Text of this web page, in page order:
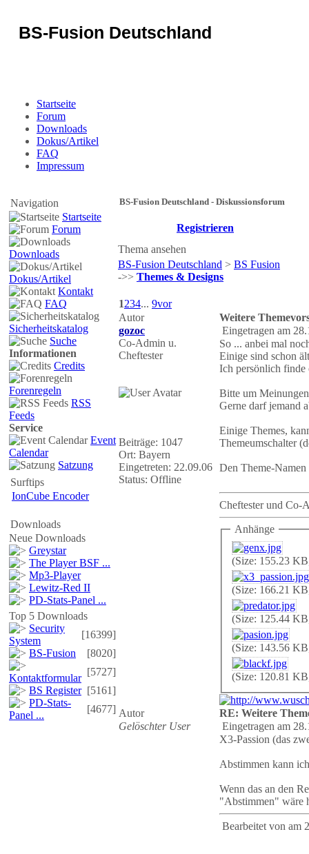
BS-Fusion Deutschland
Startseite
Forum
Downloads
Dokus/Artikel
FAQ
Impressum
Navigation
Startseite
Forum
Downloads
Dokus/Artikel
Kontakt
FAQ
Sicherheitskatalog
Suche
Informationen
Credits
Forenregeln
RSS
Feeds
Service
Event
Calendar
Satzung
Surftips
IonCube Encoder
Downloads
Neue Downloads
Greystar
The Player BSF ...
Mp3-Player
Lewitz-Red II
PD-Stats-Panel ...
Top 5 Downloads
Security
System
[16399]
BS-Fusion
[8020]
Kontaktformular
[5727]
BS Register [5161]
PD-Stats-
Panel ...
[4677]
BS-Fusion Deutschland - Diskussionsforum
Registrieren
Thema ansehen
BS-Fusion Deutschland > BS Fusion
->> Themes & Designs
1234... 9vor
Autor
Weitere
gozoc
Co-Admin u.
Cheftester
Beiträge: 1047
Ort: Bayern
Eingetreten: 22.09.06
Status: Offline
Eingetragen am
So ... anbei mal
Einige sind schon
Ich persönlich finde
Bitte um
Gerne darf jemand
Einige Themes,
Themeumschalter
Den Theme-
Cheftester und Co-
Anhänge
(Size: 155.23
(Size: 166.21
(Size: 125.44
(Size: 143.56
(Size: 120.81
Autor
RE: Weitere
Gelöschter User
Eingetragen am
X3-Passion (das
Abstimmen kann
Wenn das an den
"Abstimmen" wäre
Bearbeitet von am